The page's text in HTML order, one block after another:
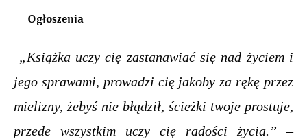
Ogłoszenia
„Książka uczy cię zastanawiać się nad życiem i
jego sprawami, prowadzi cię jakoby za rękę przez
mielizny, żebyś nie błądził, ścieżki twoje prostuje,
przede wszystkim uczy cię radości życia.” –